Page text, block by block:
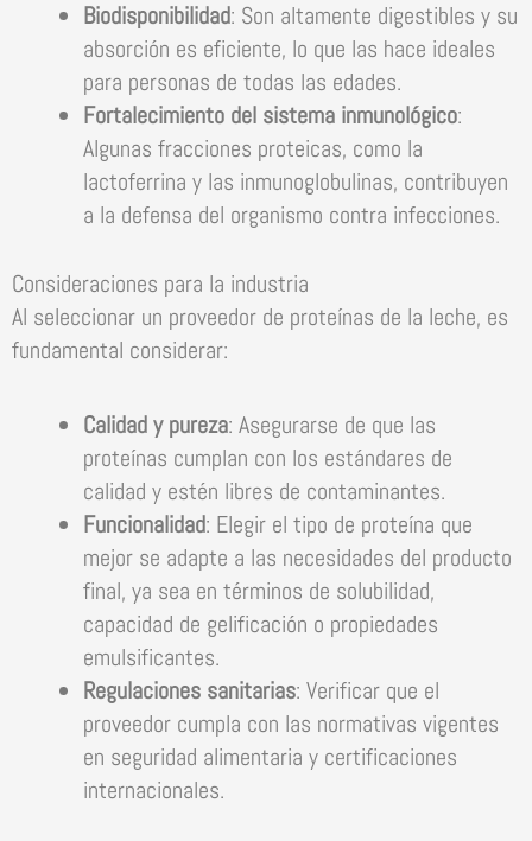
Biodisponibilidad: Son altamente digestibles y su
absorción es eficiente, lo que las hace ideales
para personas de todas las edades.
Fortalecimiento del sistema inmunológico:
Algunas fracciones proteicas, como la
lactoferrina y las inmunoglobulinas, contribuyen
a la defensa del organismo contra infecciones.
Consideraciones para la industria
Al seleccionar un proveedor de proteínas de la leche, es
fundamental considerar:
Calidad y pureza: Asegurarse de que las
proteínas cumplan con los estándares de
calidad y estén libres de contaminantes.
Funcionalidad: Elegir el tipo de proteína que
mejor se adapte a las necesidades del producto
final, ya sea en términos de solubilidad,
capacidad de gelificación o propiedades
emulsificantes.
Regulaciones sanitarias: Verificar que el
proveedor cumpla con las normativas vigentes
en seguridad alimentaria y certificaciones
internacionales.